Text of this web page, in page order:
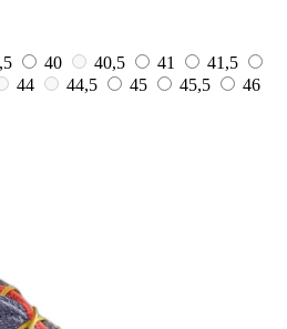
40 40,5 41
41,5
44 44,5 45 45,5
46